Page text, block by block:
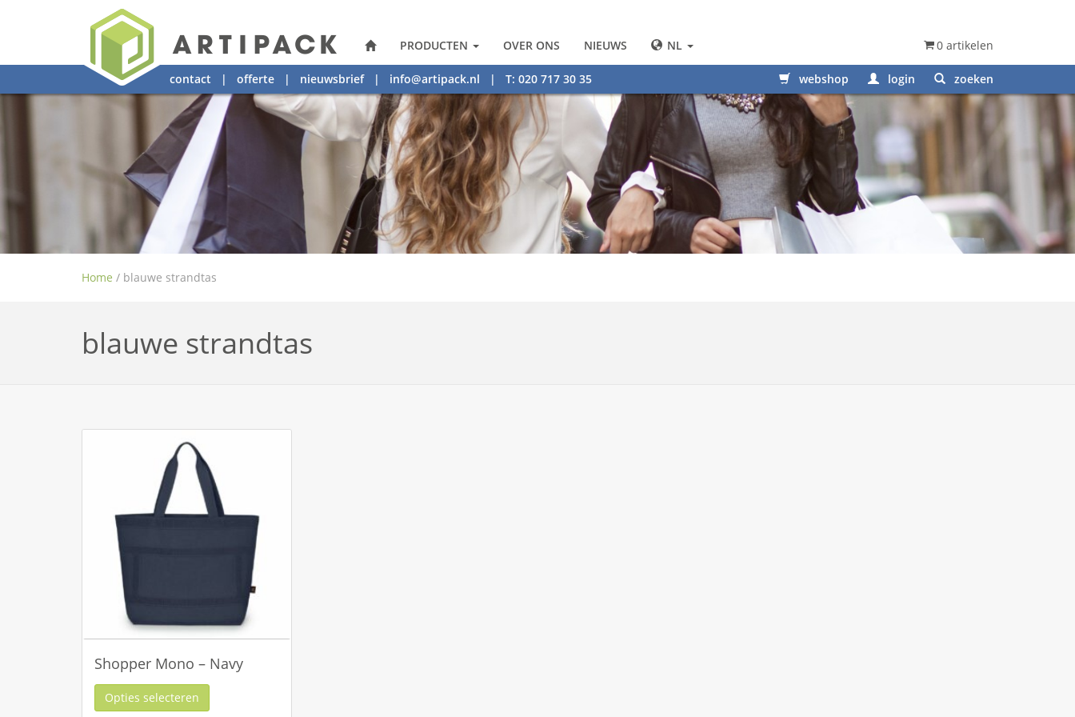
PRODUCTEN OVER ONS NIEUWS NL 0 artikelen
contact | offerte | nieuwsbrief| info@artipack.nl | T: 020 717 30 35 webshop login zoeken
Home / blauwe strandtas
blauwe strandtas
Shopper Mono – Navy
Opties selecteren